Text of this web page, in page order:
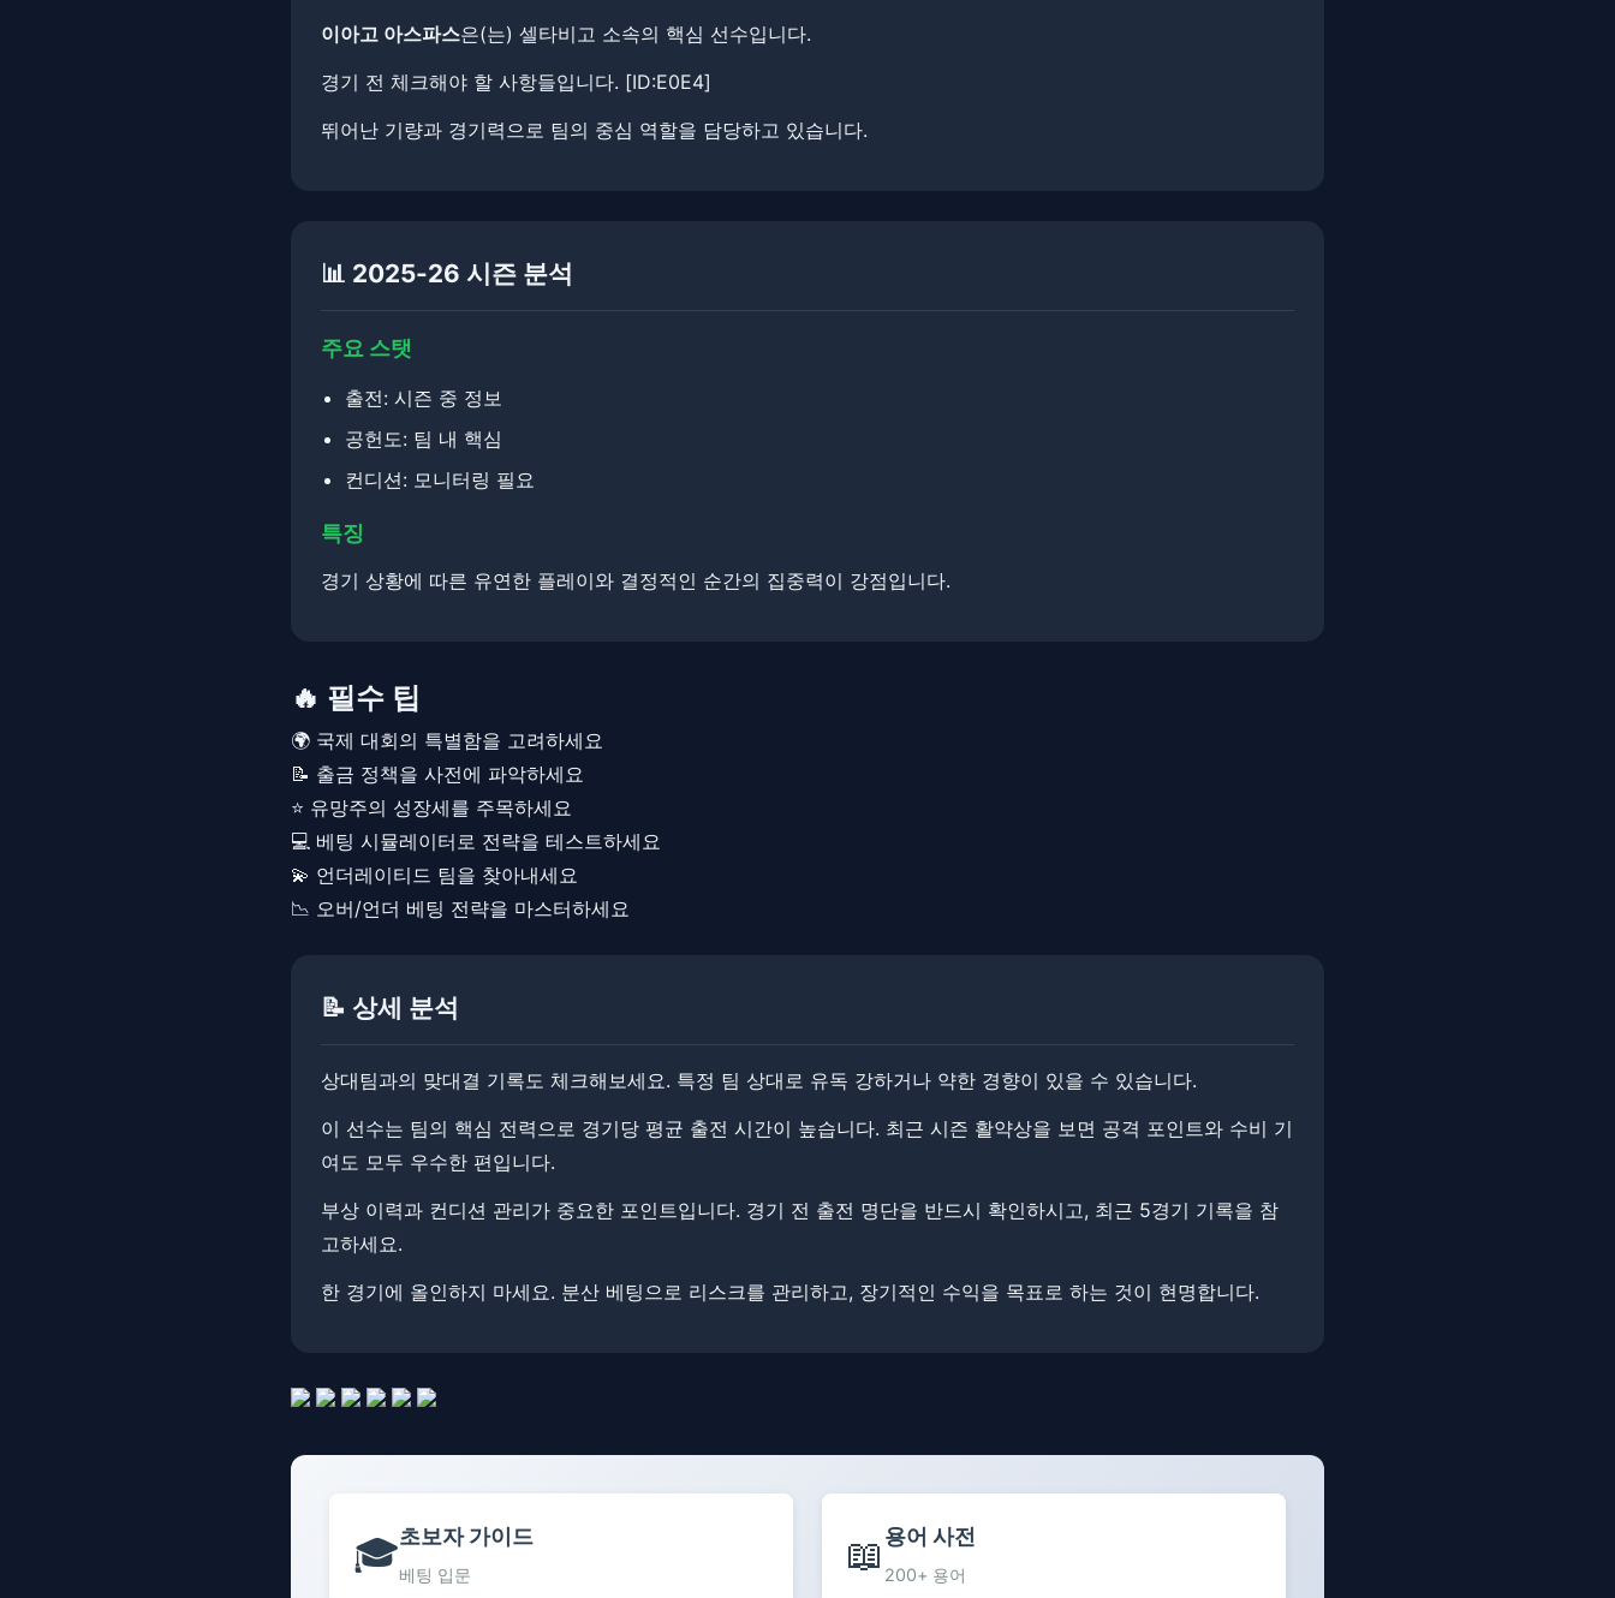
이아고 아스파스은(는) 셀타비고 소속의 핵심 선수입니다.
경기 전 체크해야 할 사항들입니다. ​[ID:E0E4]
뛰어난 기량과 경기력으로 팀의 중심 역할을 담당하고 있습니다.
📊 2025-26 시즌 분석
주요 스탯
출전: 시즌 중 정보
공헌도: 팀 내 핵심
컨디션: 모니터링 필요
특징
경기 상황에 따른 유연한 플레이와 결정적인 순간의 집중력이 강점입니다.
🔥 필수 팁
🌍 국제 대회의 특별함을 고려하세요
📝 출금 정책을 사전에 파악하세요
⭐ 유망주의 성장세를 주목하세요
💻 베팅 시뮬레이터로 전략을 테스트하세요
💫 언더레이티드 팀을 찾아내세요
📉 오버/언더 베팅 전략을 마스터하세요
📝 상세 분석
상대팀과의 맞대결 기록도 체크해보세요. ​특정 팀 상대로 유독 강하거나 약한 경향이 있을 수 있습니다.
이 선수는 팀의 핵심 전력으로 경기당 평균 출전 시간이 높습니다. 최근 시즌 활약상을 보면 공격 포인트와 수비 기
여도 모두 우수한 편입니다.
부상 이력과 컨디션 관리가 중요한 포인트입니다. ​경기 전 출전 명단을 반드시 확인하시고, 최근 5경기 기록을 참
고하세요.
한 경기에 올인하지 마세요. ​분산 베팅으로 리스크를 관리하고, 장기적인 수익을 목표로 하는 것이 현명합니다.
🎓초보자 가이드
베팅 입문 📖 용어 사전
200+ 용어